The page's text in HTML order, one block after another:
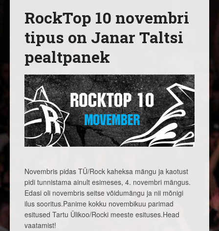
RockTop 10 novembri
tipus on Janar Taltsi
pealtpanek
Novembris pidas TÜ/Rock kaheksa mängu ja kaotust
pidi tunnistama ainult esimeses, 4. novembri mängus.
Edasi oli novembris seitse võidumängu ja nii mõnigi
ilus sooritus.Panime kokku novembikuu parimad
esitused Tartu Ülikoo/Rocki meeste esituses.Head
vaatamist!